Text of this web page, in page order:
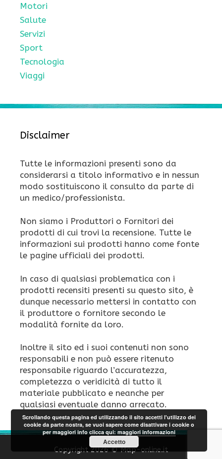
Motori
Salute
Servizi
Sport
Tecnologia
Viaggi
Disclaimer
Tutte le informazioni presenti sono da
considerarsi a titolo informativo e in nessun
modo sostituiscono il consulto da parte di
un medico/professionista.
Non siamo i Produttori o Fornitori dei
prodotti di cui trovi la recensione. Tutte le
informazioni sui prodotti hanno come fonte
le pagine ufficiali dei prodotti.
In caso di qualsiasi problematica con i
prodotti recensiti presenti su questo sito, è
dunque necessario mettersi in contatto con
il produttore o fornitore secondo le
modalità fornite da loro.
Inoltre il sito ed i suoi contenuti non sono
responsabili e non può essere ritenuto
responsabile riguardo l’accuratezza,
completezza o veridicità di tutto il
materiale pubblicato e neanche per
qualsiasi eventuale danno arrecato.
Copyright 2026 © Map-online.it
Scrollando questa pagina ed utilizzando il sito accetti l'utilizzo dei
cookie da parte nostra, se vuoi sapere come disattivare i cookie o
per maggiori info clicca qui:maggiori informazioni
Accetto